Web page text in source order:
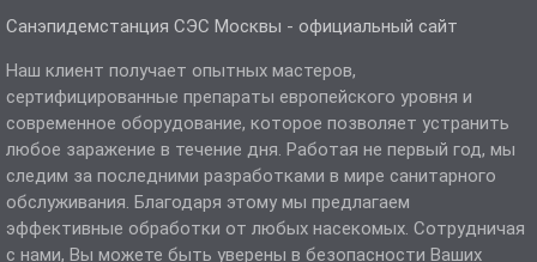
Санэпидемстанция СЭС Москвы - официальный сайт
Наш клиент получает опытных мастеров,
сертифицированные препараты европейского уровня и
современное оборудование, которое позволяет устранить
любое заражение в течение дня. Работая не первый год, мы
следим за последними разработками в мире санитарного
обслуживания. Благодаря этому мы предлагаем
эффективные обработки от любых насекомых. Сотрудничая
с нами, Вы можете быть уверены в безопасности Ваших